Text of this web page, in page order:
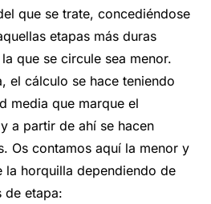
que se trate, concediéndose
etapas más duras
que se circule sea menor.
el cálculo se hace teniendo
media que marque el
a partir de ahí se hacen
Os contamos aquí la menor y
la horquilla dependiendo de
de etapa: